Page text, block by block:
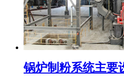
锅炉制粉系统主要